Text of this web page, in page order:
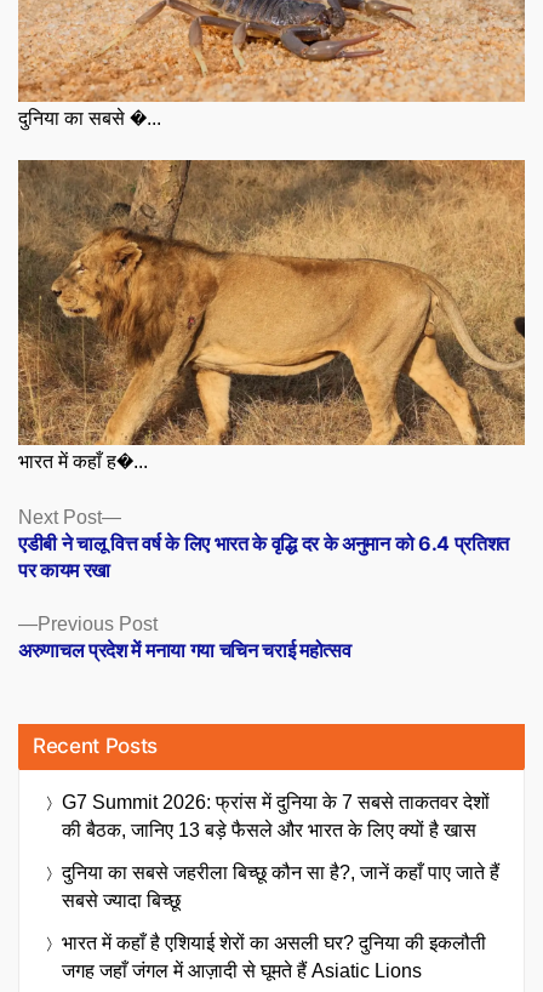
दुनिया का सबसे �...
भारत में कहाँ ह�...
Posts
navigation
Previous PostPrevious
post:
अरुणाचल प्रदेश में मनाया गया चचिन चराई महोत्सव
Next Post
Next
post:
एडीबी ने चालू वित्त वर्ष के लिए भारत के वृद्धि दर के अनुमान को 6.4 प्रतिशत
पर कायम रखा
Recent Posts
G7 Summit 2026: फ्रांस में दुनिया के 7 सबसे ताकतवर देशों
की बैठक, जानिए 13 बड़े फैसले और भारत के लिए क्यों है खास
दुनिया का सबसे जहरीला बिच्छू कौन सा है?, जानें कहाँ पाए जाते हैं
सबसे ज्यादा बिच्छू
भारत में कहाँ है एशियाई शेरों का असली घर? दुनिया की इकलौती
जगह जहाँ जंगल में आज़ादी से घूमते हैं Asiatic Lions